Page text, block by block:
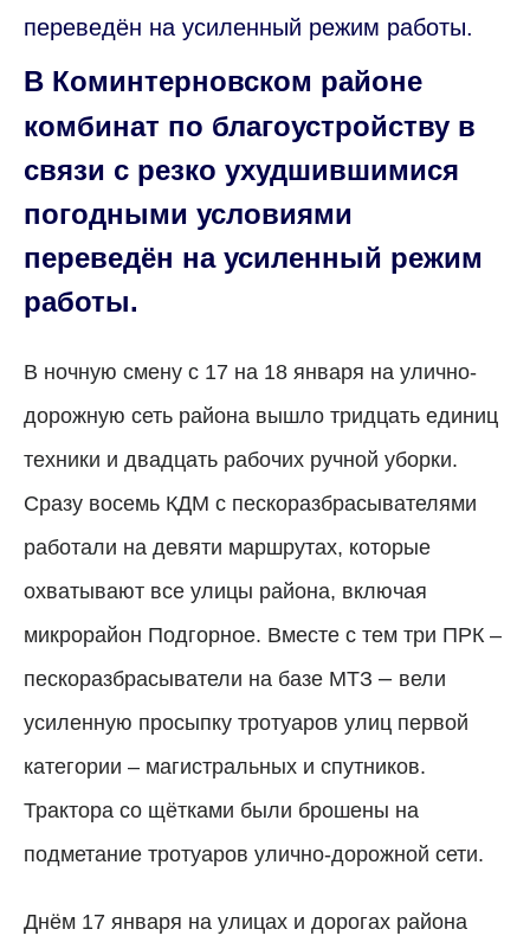
переведён на усиленный режим работы.
В Коминтерновском районе
комбинат по благоустройству в
связи с резко ухудшившимися
погодными условиями
переведён на усиленный режим
работы.
В ночную смену с 17 на 18 января на улично-
дорожную сеть района вышло тридцать единиц
техники и двадцать рабочих ручной уборки.
Сразу восемь КДМ с пескоразбрасывателями
работали на девяти маршрутах, которые
охватывают все улицы района, включая
микрорайон Подгорное. Вместе с тем три ПРК –
пескоразбрасыватели на базе МТЗ – вели
усиленную просыпку тротуаров улиц первой
категории – магистральных и спутников.
Трактора со щётками были брошены на
подметание тротуаров улично-дорожной сети.
Днём 17 января на улицах и дорогах района